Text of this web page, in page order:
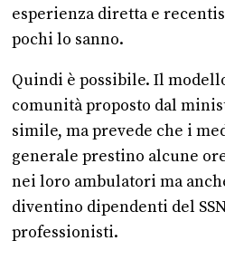
esperienza diretta e
pochi lo sanno.
Quindi è possibile. Il
comunità proposto dal
simile, ma prevede che i
generale prestino alcune
nei loro ambulatori ma
diventino dipendenti del
professionisti.